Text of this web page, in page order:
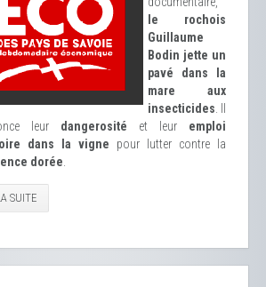
le rochois
Guillaume
Bodin jette un
pavé dans la
mare aux
insecticides
leur dangerosité et leur emploi
dans la vigne pour lutter contre la
dorée
SUITE